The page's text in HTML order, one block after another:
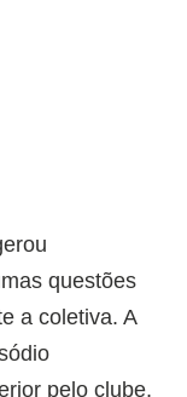
questões
a coletiva. A
pelo clube,